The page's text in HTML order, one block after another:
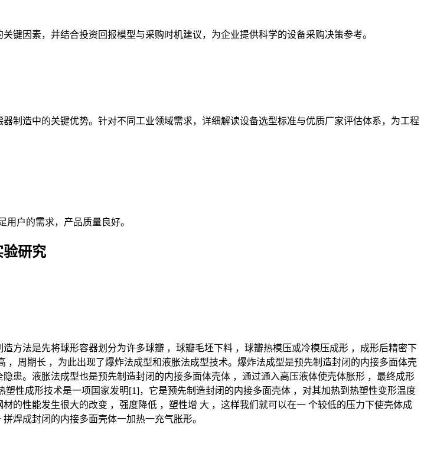
键因素，并结合投资回报模型与采购时机建议，为企业提供科学的设备采购决策参考。
制造中的关键优势。针对不同工业领域需求，详细解读设备选型标准与优质厂家评估体系，为工程
用户的需求，产品质量良好。
验研究
方法是先将球形容器划分为许多球瓣 ，球瓣毛坯下料 ，球瓣热模压或冷模压成形 ，成形后精密下
周期长 ，为此出现了爆炸法成型和液胀法成型技术。爆炸法成型是预先制造封闭的内接多面体壳
患。液胀法成型也是预先制造封闭的内接多面体壳体 ，通过通入高压液体使壳体胀形 ，最终成形
性成形技术是一项国家发明[1]，它是预先制造封闭的内接多面壳体 ，对其加热到热塑性变形温度
的性能发生很大的改变 ，强度降低 ，塑性增 大 ，这样我们就可以在一 个较低的压力下使壳体成
焊成封闭的内接多面壳体一加热一充气胀形。